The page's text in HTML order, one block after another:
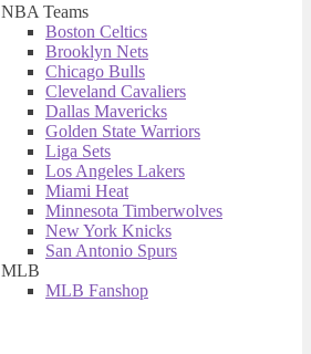
NBA Teams
Boston Celtics
Brooklyn Nets
Chicago Bulls
Cleveland Cavaliers
Dallas Mavericks
Golden State Warriors
Liga Sets
Los Angeles Lakers
Miami Heat
Minnesota Timberwolves
New York Knicks
San Antonio Spurs
MLB
MLB Fanshop